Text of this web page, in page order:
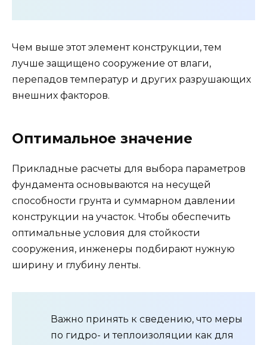
Чем выше этот элемент конструкции, тем
лучше защищено сооружение от влаги,
перепадов температур и других разрушающих
внешних факторов.
Оптимальное значение
Прикладные расчеты для выбора параметров
фундамента основываются на несущей
способности грунта и суммарном давлении
конструкции на участок. Чтобы обеспечить
оптимальные условия для стойкости
сооружения, инженеры подбирают нужную
ширину и глубину ленты.
Важно принять к сведению, что меры
по гидро- и теплоизоляции как для